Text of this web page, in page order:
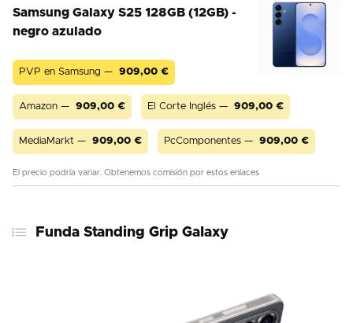
Samsung Galaxy S25 128GB (12GB) -
negro azulado
PVP en Samsung — 909,00 €
Amazon — 909,00 € El Corte Inglés — 909,00 €
MediaMarkt — 909,00 € PcComponentes — 909,00 €
El precio podría variar. Obtenemos comisión por estos enlaces
Funda Standing Grip Galaxy